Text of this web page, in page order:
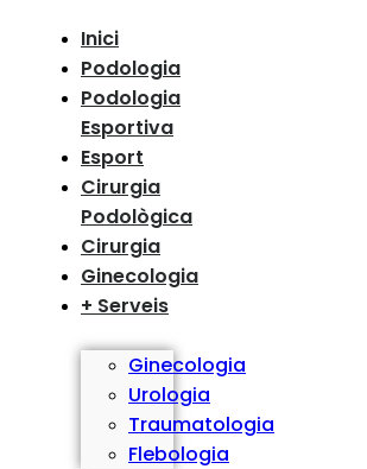
Inici
Podologia
Podologia
Esportiva
Esport
Cirurgia
Podològica
Cirurgia
Ginecologia
+ Serveis
Ginecologia
Urologia
Traumatologia
Flebologia